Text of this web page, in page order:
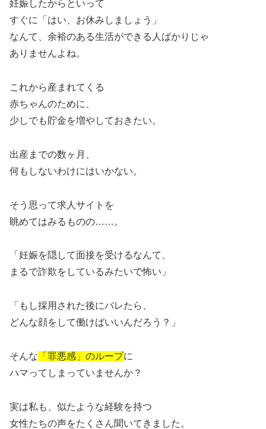
妊娠したからといって
すぐに「はい、お休みしましょう」
なんて、余裕のある生活ができる人ばかりじゃ
ありませんよね。
これから産まれてくる
赤ちゃんのために、
少しでも貯金を増やしておきたい。
出産までの数ヶ月、
何もしないわけにはいかない。
そう思って求人サイトを
眺めてはみるものの……。
「妊娠を隠して面接を受けるなんて、
まるで詐欺をしているみたいで怖い」
「もし採用された後にバレたら、
どんな顔をして働けばいいんだろう？」
そんな 「罪悪感」のループに
ハマってしまっていませんか？
実は私も、似たような経験を持つ
女性たちの声をたくさん聞いてきました。